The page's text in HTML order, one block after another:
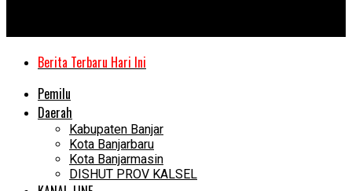
Berita Terbaru Hari Ini
Pemilu
Daerah
Kabupaten Banjar
Kota Banjarbaru
Kota Banjarmasin
DISHUT PROV KALSEL